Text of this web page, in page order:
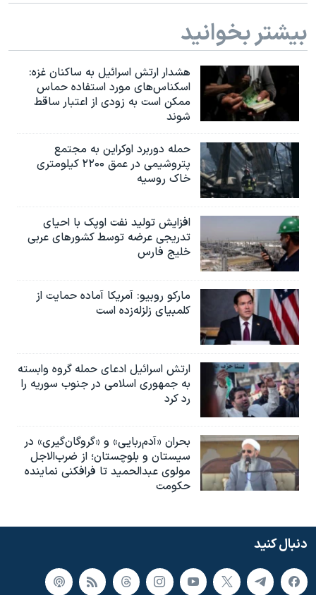
بیشتر بخوانید
هشدار ارتش اسرائیل به ساکنان غزه:
اسکناس‌های مورد استفاده حماس
ممکن است به‌ زودی از اعتبار ساقط
شوند
حمله دوربرد اوکراین به مجتمع
پتروشیمی در عمق ۲۲۰۰ کیلومتری
خاک روسیه
افزایش تولید نفت اوپک با احیای
تدریجی عرضه توسط کشورهای عربی
خلیج فارس
مارکو روبیو: آمریکا آماده حمایت از
کلمبیای زلزله‌زده است
ارتش اسرائیل ادعای حمله گروه وابسته
به جمهوری اسلامی در جنوب سوریه را
رد کرد
بحران «آدم‌ربایی» و «گروگان‌گیری» در
سیستان‌ و‌ بلوچستان؛ از ضرب‌الاجل
مولوی عبدالحمید تا فرافکنی نماینده
حکومت
دنبال کنید